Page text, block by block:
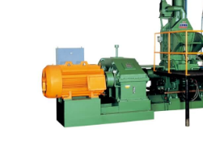
密封式高速混合機
橡膠塑膠揑合機
混合機